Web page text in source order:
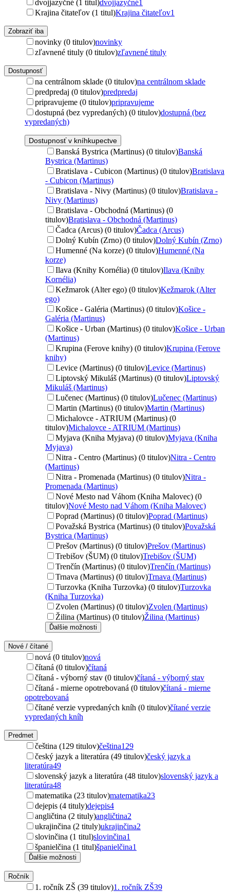
dvojjazyčné (1 titul)dvojjazyčné1
Krajina čitateľov (1 titul)Krajina čitateľov1
Zobraziť iba
novinky (0 titulov)novinky
zľavnené tituly (0 titulov)zľavnené tituly
Dostupnosť
na centrálnom sklade (0 titulov)na centrálnom sklade
predpredaj (0 titulov)predpredaj
pripravujeme (0 titulov)pripravujeme
dostupná (bez vypredaných) (0 titulov)dostupná (bez
vypredaných)
Dostupnosť v kníhkupectve
Banská Bystrica (Martinus) (0 titulov)Banská
Bystrica (Martinus)
Bratislava - Cubicon (Martinus) (0 titulov)Bratislava
- Cubicon (Martinus)
Bratislava - Nivy (Martinus) (0 titulov)Bratislava -
Nivy (Martinus)
Bratislava - Obchodná (Martinus) (0
titulov)Bratislava - Obchodná (Martinus)
Čadca (Arcus) (0 titulov)Čadca (Arcus)
Dolný Kubín (Zrno) (0 titulov)Dolný Kubín (Zrno)
Humenné (Na korze) (0 titulov)Humenné (Na
korze)
Ilava (Knihy Kornélia) (0 titulov)Ilava (Knihy
Kornélia)
Kežmarok (Alter ego) (0 titulov)Kežmarok (Alter
ego)
Košice - Galéria (Martinus) (0 titulov)Košice -
Galéria (Martinus)
Košice - Urban (Martinus) (0 titulov)Košice - Urban
(Martinus)
Krupina (Ferove knihy) (0 titulov)Krupina (Ferove
knihy)
Levice (Martinus) (0 titulov)Levice (Martinus)
Liptovský Mikuláš (Martinus) (0 titulov)Liptovský
Mikuláš (Martinus)
Lučenec (Martinus) (0 titulov)Lučenec (Martinus)
Martin (Martinus) (0 titulov)Martin (Martinus)
Michalovce - ATRIUM (Martinus) (0
titulov)Michalovce - ATRIUM (Martinus)
Myjava (Kniha Myjava) (0 titulov)Myjava (Kniha
Myjava)
Nitra - Centro (Martinus) (0 titulov)Nitra - Centro
(Martinus)
Nitra - Promenada (Martinus) (0 titulov)Nitra -
Promenada (Martinus)
Nové Mesto nad Váhom (Kniha Malovec) (0
titulov)Nové Mesto nad Váhom (Kniha Malovec)
Poprad (Martinus) (0 titulov)Poprad (Martinus)
Považská Bystrica (Martinus) (0 titulov)Považská
Bystrica (Martinus)
Prešov (Martinus) (0 titulov)Prešov (Martinus)
Trebišov (ŠUM) (0 titulov)Trebišov (ŠUM)
Trenčín (Martinus) (0 titulov)Trenčín (Martinus)
Trnava (Martinus) (0 titulov)Trnava (Martinus)
Turzovka (Kniha Turzovka) (0 titulov)Turzovka
(Kniha Turzovka)
Zvolen (Martinus) (0 titulov)Zvolen (Martinus)
Žilina (Martinus) (0 titulov)Žilina (Martinus)
Ďalšie možnosti
Nové / čítané
nová (0 titulov)nová
čítaná (0 titulov)čítaná
čítaná - výborný stav (0 titulov)čítaná - výborný stav
čítaná - mierne opotrebovaná (0 titulov)čítaná - mierne
opotrebovaná
čítané verzie vypredaných kníh (0 titulov)čítané verzie
vypredaných kníh
Predmet
čeština (129 titulov)čeština129
český jazyk a literatúra (49 titulov)český jazyk a
literatúra49
slovenský jazyk a literatúra (48 titulov)slovenský jazyk a
literatúra48
matematika (23 titulov)matematika23
dejepis (4 tituly)dejepis4
angličtina (2 tituly)angličtina2
ukrajinčina (2 tituly)ukrajinčina2
slovinčina (1 titul)slovinčina1
španielčina (1 titul)španielčina1
Ďalšie možnosti
Ročník
1. ročník ZŠ (39 titulov)1. ročník ZŠ39